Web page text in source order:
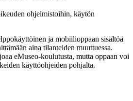
ohjelmistoihin, käytön
ja mobiilioppaan sisältöä
aina tilanteiden muuttuessa.
eMuseo-koulutusta, mutta oppaan voi
käyttöohjeiden pohjalta.